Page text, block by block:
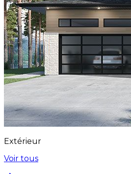
Extérieur
Voir tous